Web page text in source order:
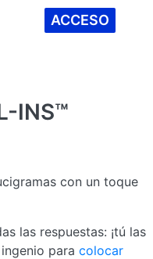
ACCESO
INS™
con un toque
las respuestas: ¡tú las
para colocar